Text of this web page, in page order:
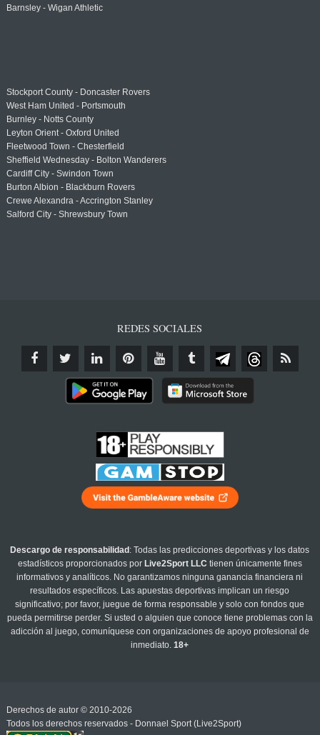
Barnsley - Wigan Athletic
Stockport County - Doncaster Rovers
West Ham United - Portsmouth
Burnley - Notts County
Leyton Orient - Oxford United
Fleetwood Town - Chesterfield
Sheffield Wednesday - Bolton Wanderers
Cardiff City - Swindon Town
Burton Albion - Blackburn Rovers
Crewe Alexandra - Accrington Stanley
Salford City - Shrewsbury Town
REDES SOCIALES
Descargo de responsabilidad : Todas las predicciones deportivas y los datos
estadísticos proporcionados por Live2Sport LLC tienen únicamente fines
informativos y analíticos. No garantizamos ninguna ganancia financiera ni
resultados específicos. Las apuestas deportivas implican un riesgo
significativo; por favor, juegue de forma responsable y solo con fondos que
pueda permitirse perder. Si usted o alguien que conoce tiene problemas con la
adicción al juego, comuníquese con organizaciones de apoyo profesional de
inmediato.18+
Derechos de autor © 2010-2026
Todos los derechos reservados - Donnael Sport (Live2Sport)